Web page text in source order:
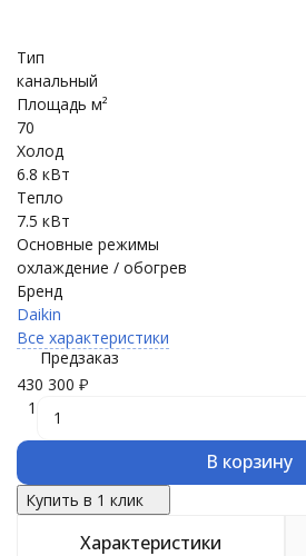
Тип
канальный
Площадь м²
70
Холод
6.8 кВт
Тепло
7.5 кВт
Основные режимы
охлаждение / обогрев
Бренд
Daikin
Все характеристики
Предзаказ
430 300 ₽
1
В корзину
Купить в 1 клик
Характеристики